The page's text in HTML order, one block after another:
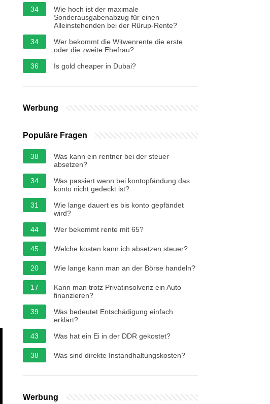
34
Wie hoch ist der maximale
Sonderausgabenabzug für einen
Alleinstehenden bei der Rürup-Rente?
34
Wer bekommt die Witwenrente die erste
oder die zweite Ehefrau?
36
Is gold cheaper in Dubai?
Werbung
Populäre Fragen
38
Was kann ein rentner bei der steuer
absetzen?
34
Was passiert wenn bei kontopfändung das
konto nicht gedeckt ist?
31
Wie lange dauert es bis konto gepfändet
wird?
44
Wer bekommt rente mit 65?
45 Welche kosten kann ich absetzen steuer?
20 Wie lange kann man an der Börse handeln?
17
Kann man trotz Privatinsolvenz ein Auto
finanzieren?
39
Was bedeutet Entschädigung einfach
erklärt?
43
Was hat ein Ei in der DDR gekostet?
38 Was sind direkte Instandhaltungskosten?
Werbung